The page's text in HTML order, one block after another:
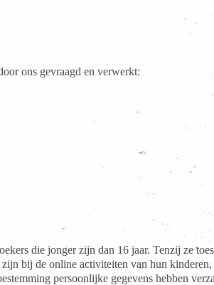
ons gevraagd en verwerkt:
die jonger zijn dan 16 jaar. Tenzij ze
bij de online activiteiten van hun
persoonlijke gegevens hebben